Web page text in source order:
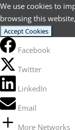
We use cookies to
browsing this
Accept Cookies
Facebook
Twitter
LinkedIn
Email
More Networks